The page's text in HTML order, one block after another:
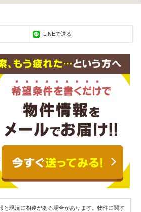
LINEで送る
現況に相違がある場合があります。物件に関す